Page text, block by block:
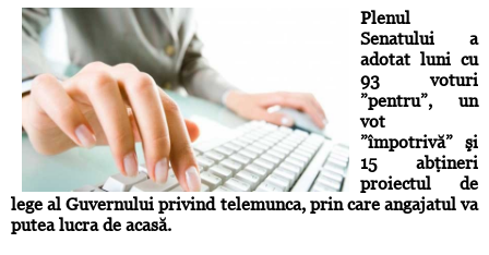
Plenul
Senatului a
adotat luni cu
93 voturi
”pentru”, un
vot
”împotrivă” şi
15 abţineri
proiectul de
lege al Guvernului privind telemunca, prin care angajatul va
putea lucra de acasă.